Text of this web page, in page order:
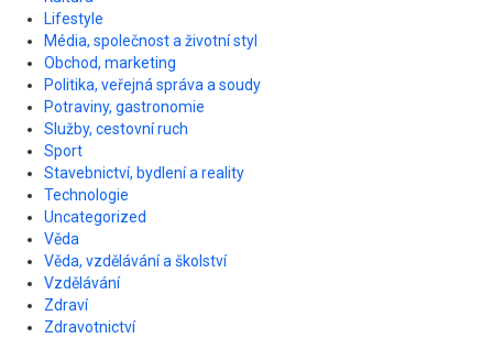
Lifestyle
Média, společnost a životní styl
Obchod, marketing
Politika, veřejná správa a soudy
Potraviny, gastronomie
Služby, cestovní ruch
Sport
Stavebnictví, bydlení a reality
Technologie
Uncategorized
Věda
Věda, vzdělávání a školství
Vzdělávání
Zdraví
Zdravotnictví